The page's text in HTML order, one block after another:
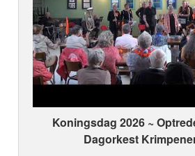
Koningsdag 2026 ~
Dagorkest